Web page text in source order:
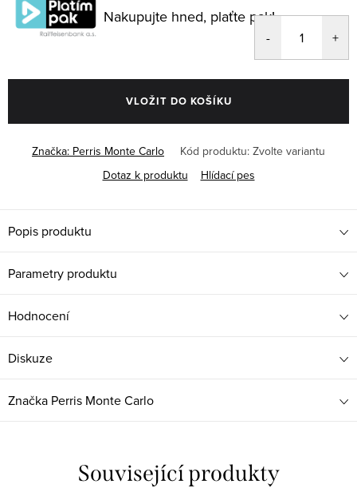
Nakupujte hned, plaťte pak!
VLOŽIT DO KOŠÍKU
Značka: Perris Monte Carlo Kód produktu: Zvolte variantu
Dotaz k produktu
Hlídací pes
Popis produktu
Parametry produktu
Hodnocení
Diskuze
Značka Perris Monte Carlo
Související produkty